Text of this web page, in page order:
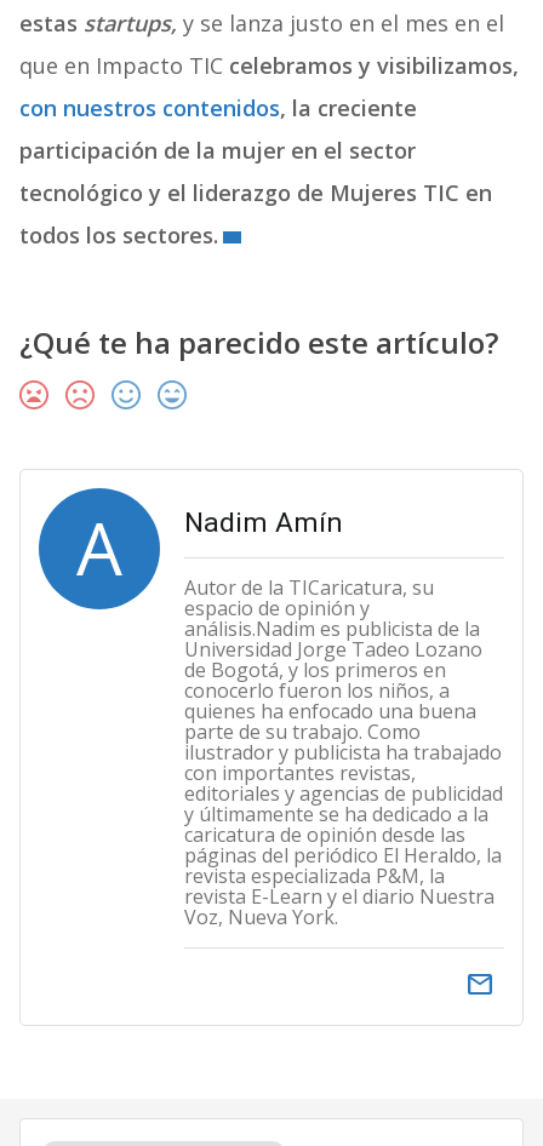
estas startups, y se lanza justo en el mes en el
que en Impacto TIC celebramos y visibilizamos,
con nuestros contenidos, la creciente
participación de la mujer en el sector
tecnológico y el liderazgo de Mujeres TIC en
todos los sectores.
¿Qué te ha parecido este artículo?
A Nadim Amín
Autor de la TICaricatura, su
espacio de opinión y
análisis.Nadim es publicista de la
Universidad Jorge Tadeo Lozano
de Bogotá, y los primeros en
conocerlo fueron los niños, a
quienes ha enfocado una buena
parte de su trabajo. Como
ilustrador y publicista ha trabajado
con importantes revistas,
editoriales y agencias de publicidad
y últimamente se ha dedicado a la
caricatura de opinión desde las
páginas del periódico El Heraldo, la
revista especializada P&M, la
revista E-Learn y el diario Nuestra
Voz, Nueva York.
email